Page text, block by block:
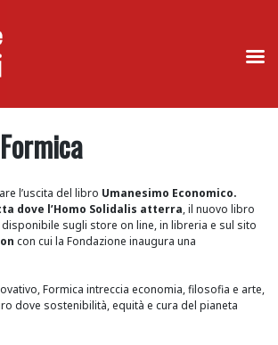
l’uscita del libro Umanesimo Economico.
dove l’Homo Solidalis atterra, il nuovo libro
sugli store on line, in libreria e sul sito
con cui la Fondazione inaugura una
Formica intreccia economia, filosofia e arte,
dove sostenibilità, equità e cura del pianeta